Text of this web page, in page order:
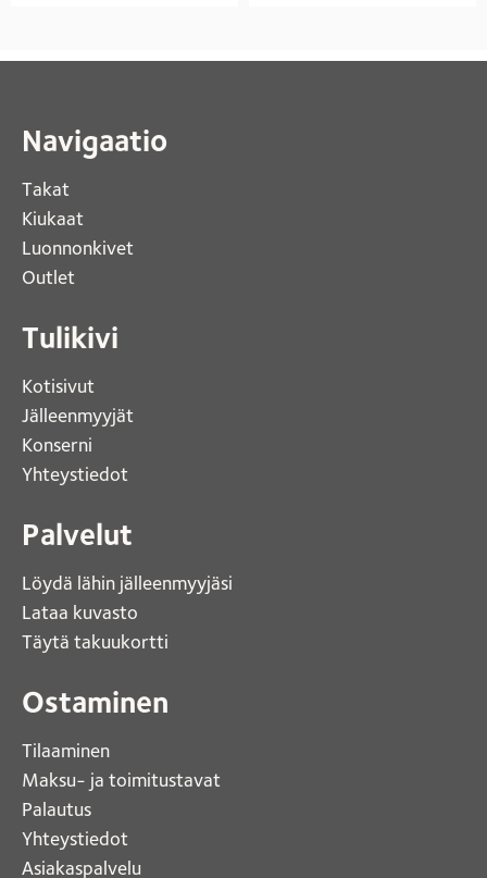
Navigaatio
Takat
Kiukaat
Luonnonkivet
Outlet
Tulikivi
Kotisivut
Jälleenmyyjät
Konserni
Yhteystiedot
Palvelut
Löydä lähin jälleenmyyjäsi
Lataa kuvasto
Täytä takuukortti
Ostaminen
Tilaaminen
Maksu- ja toimitustavat
Palautus
Yhteystiedot
Asiakaspalvelu